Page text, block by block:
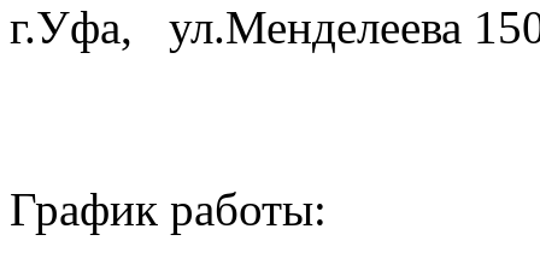
г.Уфа, ул.Менделеева
График работы: